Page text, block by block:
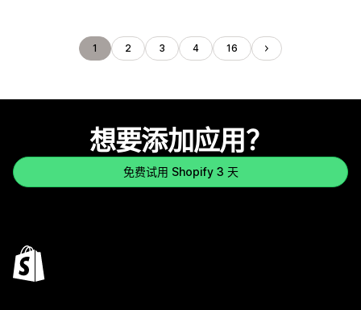
1 2 3 4 16
想要添加应用？
免费试用 Shopify 3 天